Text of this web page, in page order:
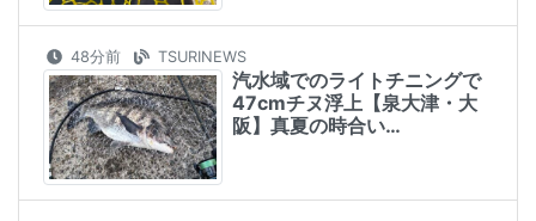
48分前 TSURINEWS
汽水域でのライトチニングで
47cmチヌ浮上【泉大津・大
阪】真夏の時合い…